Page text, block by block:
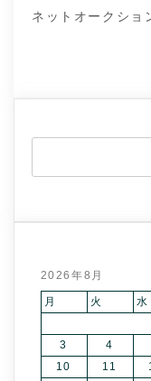
ネットオークショ
2026年8月
月 火 水
3
4
10
11